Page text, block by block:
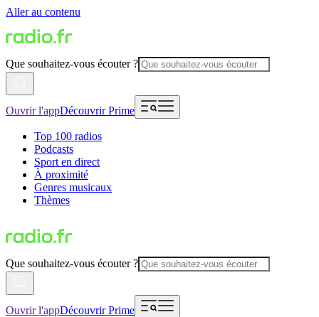
Aller au contenu
Que souhaitez-vous écouter ?
Ouvrir l'appDécouvrir Prime
Top 100 radios
Podcasts
Sport en direct
À proximité
Genres musicaux
Thèmes
Que souhaitez-vous écouter ?
Ouvrir l'appDécouvrir Prime